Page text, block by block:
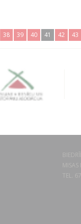
38 39 40 41 42 43
TEL.